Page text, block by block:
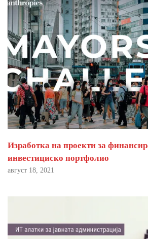
Изработка на проекти за
инвестициско портфолио
август 18, 2021